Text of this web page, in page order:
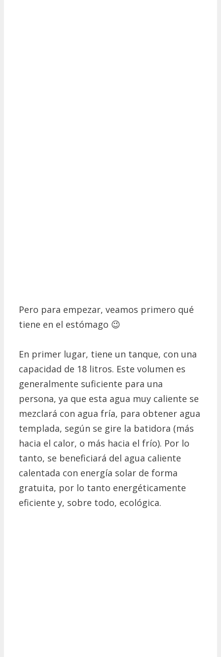
Pero para empezar, veamos primero qué
tiene en el estómago 😉
En primer lugar, tiene un tanque, con una
capacidad de 18 litros. Este volumen es
generalmente suficiente para una
persona, ya que esta agua muy caliente se
mezclará con agua fría, para obtener agua
templada, según se gire la batidora (más
hacia el calor, o más hacia el frío). Por lo
tanto, se beneficiará del agua caliente
calentada con energía solar de forma
gratuita, por lo tanto energéticamente
eficiente y, sobre todo, ecológica.